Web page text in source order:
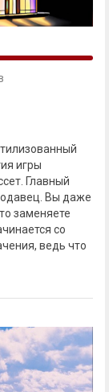
игры
Главный
Вы даже
заменяете
со
ведь что